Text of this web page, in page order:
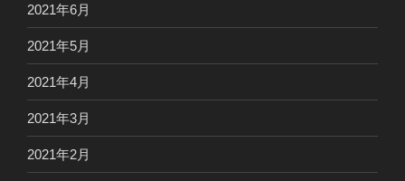
2021年6月
2021年5月
2021年4月
2021年3月
2021年2月